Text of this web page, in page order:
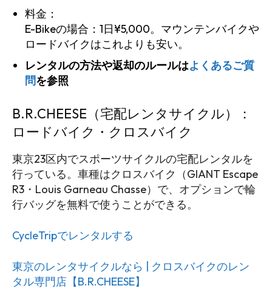
料金：
E-Bikeの場合：1日¥5,000。マウンテンバイクや
ロードバイクはこれよりも安い。
レンタルの方法や返却のルールはよくあるご質
問を参照
B.R.CHEESE（宅配レンタサイクル）：
ロードバイク・クロスバイク
東京23区内でスポーツサイクルの宅配レンタルを
行っている。車種はクロスバイク（GIANT Escape
R3・Louis Garneau Chasse）で、オプションで輪
行バッグを無料で使うことができる。
CycleTripでレンタルする
東京のレンタサイクルなら | クロスバイクのレン
タル専門店【B.R.CHEESE】